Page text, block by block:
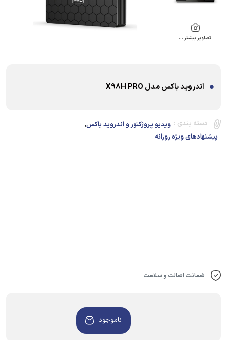
تصاویر بیشتر …
اندروید باکس مدل X98H PRO
دسته بندی : ویدیو پروژکتور و اندروید باکس,
پیشنهادهای ویژه روزانه
ضمانت اصالت و سلامت
ناموجود